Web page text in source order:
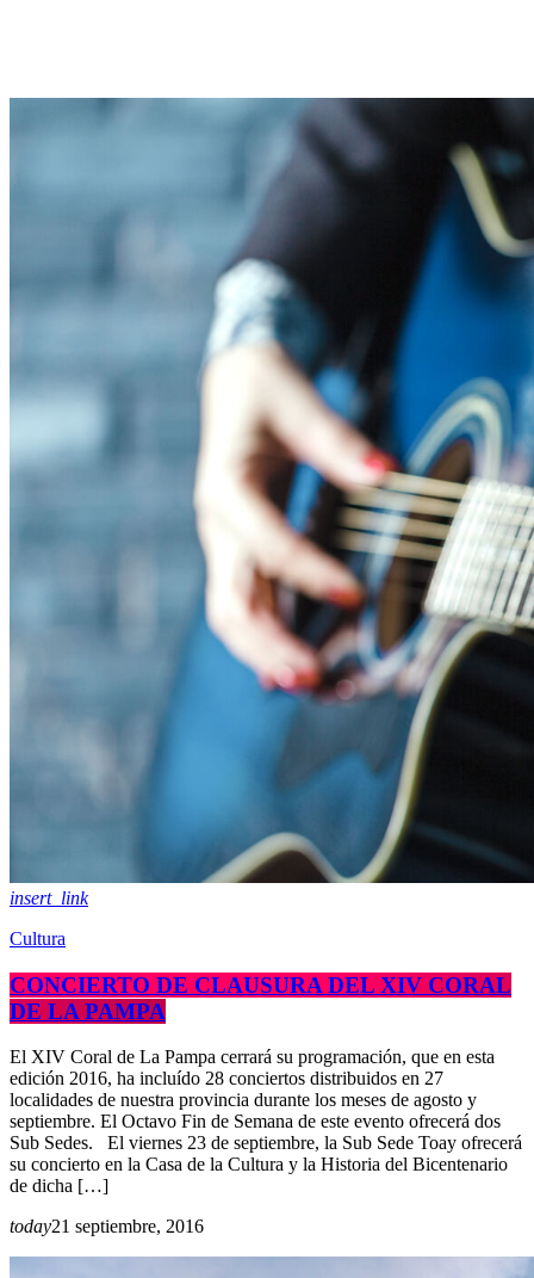
insert_link
Cultura
CONCIERTO DE CLAUSURA DEL XIV CORAL
DE LA PAMPA
El XIV Coral de La Pampa cerrará su programación, que en esta
edición 2016, ha incluído 28 conciertos distribuidos en 27
localidades de nuestra provincia durante los meses de agosto y
septiembre. El Octavo Fin de Semana de este evento ofrecerá dos
Sub Sedes. El viernes 23 de septiembre, la Sub Sede Toay ofrecerá
su concierto en la Casa de la Cultura y la Historia del Bicentenario
de dicha […]
today21 septiembre, 2016